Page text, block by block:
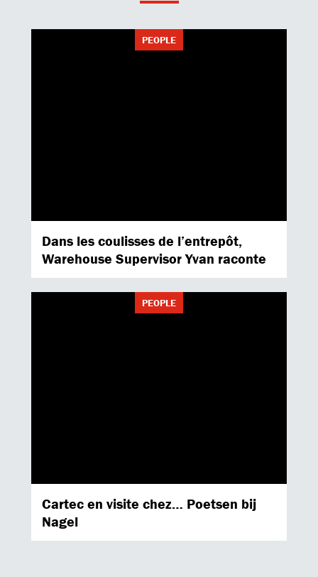
PEOPLE
Dans les coulisses de l’entrepôt,
Warehouse Supervisor Yvan raconte
PEOPLE
Cartec en visite chez… Poetsen bij
Nagel